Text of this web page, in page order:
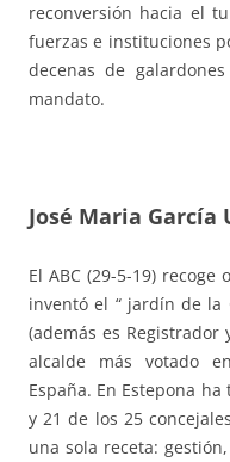
reconversión hacia el
fuerzas e instituciones
decenas de
mandato.
José Maria García
El ABC (29-5-19)
inventó el “ jardín de la
(además es Registrador
alcalde más votado
España. En Estepona
y 21 de los 25
una sola receta: